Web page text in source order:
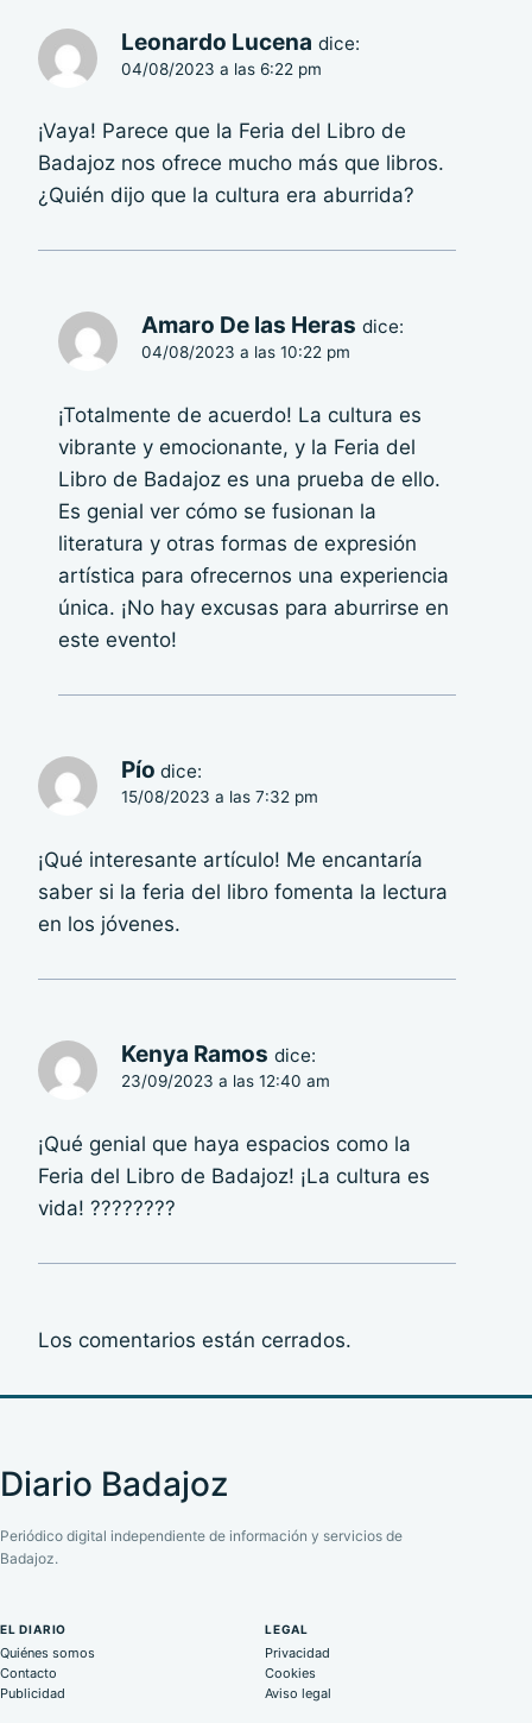
Leonardo Lucena dice:
04/08/2023 a las 6:22 pm
¡Vaya! Parece que la Feria del Libro de
Badajoz nos ofrece mucho más que libros.
¿Quién dijo que la cultura era aburrida?
Amaro De las Heras dice:
04/08/2023 a las 10:22 pm
¡Totalmente de acuerdo! La cultura es
vibrante y emocionante, y la Feria del
Libro de Badajoz es una prueba de ello.
Es genial ver cómo se fusionan la
literatura y otras formas de expresión
artística para ofrecernos una experiencia
única. ¡No hay excusas para aburrirse en
este evento!
Pío dice:
15/08/2023 a las 7:32 pm
¡Qué interesante artículo! Me encantaría
saber si la feria del libro fomenta la lectura
en los jóvenes.
Kenya Ramos dice:
23/09/2023 a las 12:40 am
¡Qué genial que haya espacios como la
Feria del Libro de Badajoz! ¡La cultura es
vida! ????????
Los comentarios están cerrados.
Diario Badajoz
Periódico digital independiente de información y servicios de
Badajoz.
EL DIARIO
Quiénes somos
Contacto
Publicidad
LEGAL
Privacidad
Cookies
Aviso legal